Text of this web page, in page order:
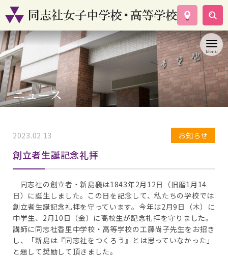
学校案内
コース紹介
学校生活
入試情報
資料請求
ニュース
2023.02.13 お知らせ
創立者生誕記念礼拝
同志社の創立者・新島襄は1843年2月12日（旧暦1月14
日）に誕生しました。この日を記念して、私たちの学校では
創立者生誕記念礼拝を守っています。今年は2月9日（木）に
中学生、2月10日（金）に高校生が記念礼拝を守りました。
講師に同志社香里中学校・高等学校の工藤尚子先生をお招き
し、「新島は『同志社をつくろう』とは思っていなかった」
と題して奨励して頂きました。